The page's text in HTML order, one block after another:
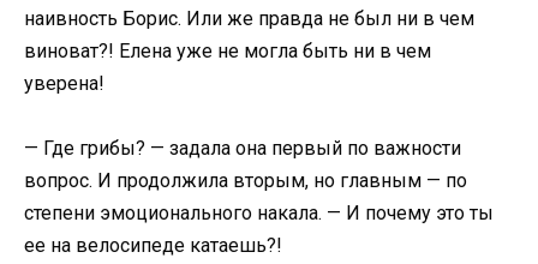
наивность Борис. Или же правда не был ни в чем
виноват?! Елена уже не могла быть ни в чем
уверена!
— Где грибы? — задала она первый по важности
вопрос. И продолжила вторым, но главным — по
степени эмоционального накала. — И почему это ты
ее на велосипеде катаешь?!